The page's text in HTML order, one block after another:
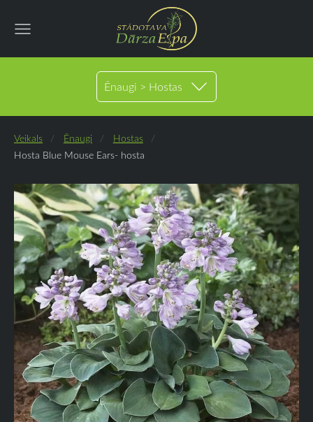
Ēnaugi > Hostas
Veikals Ēnaugi
Hostas
Hosta Blue Mouse Ears- hosta